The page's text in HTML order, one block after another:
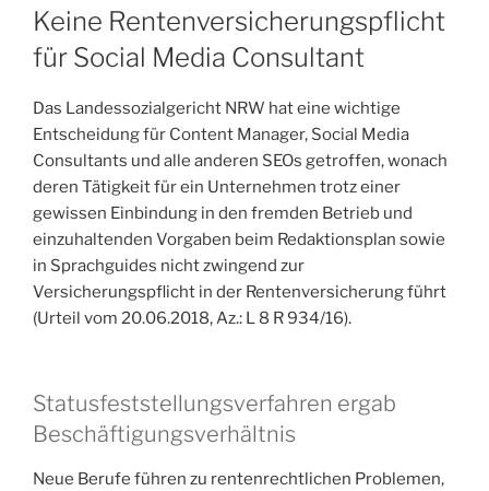
Keine Rentenversicherungspflicht
für Social Media Consultant
Das Landessozialgericht NRW hat eine wichtige
Entscheidung für Content Manager, Social Media
Consultants und alle anderen SEOs getroffen, wonach
deren Tätigkeit für ein Unternehmen trotz einer
gewissen Einbindung in den fremden Betrieb und
einzuhaltenden Vorgaben beim Redaktionsplan sowie
in Sprachguides nicht zwingend zur
Versicherungspflicht in der Rentenversicherung führt
(Urteil vom 20.06.2018, Az.: L 8 R 934/16).
Statusfeststellungsverfahren ergab
Beschäftigungsverhältnis
Neue Berufe führen zu rentenrechtlichen Problemen,